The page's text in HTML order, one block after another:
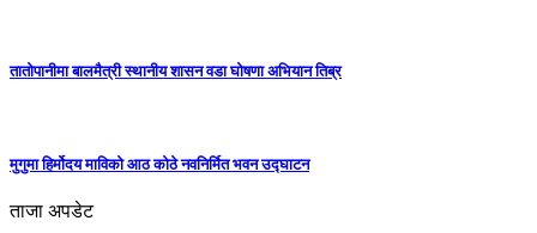
तातोपानीमा बालमैत्री स्थानीय शासन वडा घोषणा अभियान तिब्र
मुगुमा हिर्मोदय माविको आठ कोठे नवनिर्मित भवन उद्घाटन
ताजा अपडेट